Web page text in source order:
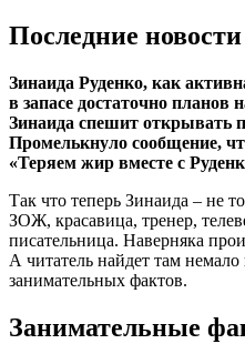
Последние новости
Зинаида Руденко, как
в запасе достаточно планов
Зинаида спешит открывать
Промелькнуло сообщение,
«Теряем жир вместе с
Так что теперь Зинаида – не
ЗОЖ, красавица, тренер,
писательница. Наверняка
А читатель найдет там
занимательных фактов.
Занимательные